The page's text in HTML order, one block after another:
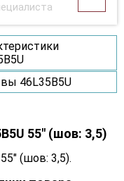
46L35B5U
55" (шов: 3,5)
(шов: 3,5).